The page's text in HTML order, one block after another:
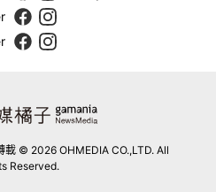
載 © 2026 OHMEDIA CO.,LTD. All
Reserved.